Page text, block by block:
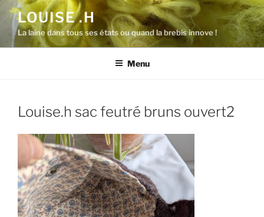
Aller
contenu
principal
LOUISE .H
La laine dans tous ses états ou quand la brebis innove !
Menu
Louise.h sac feutré bruns ouvert2